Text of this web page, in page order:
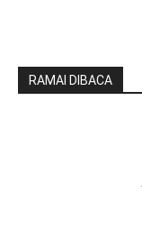
RAMAI DIBACA